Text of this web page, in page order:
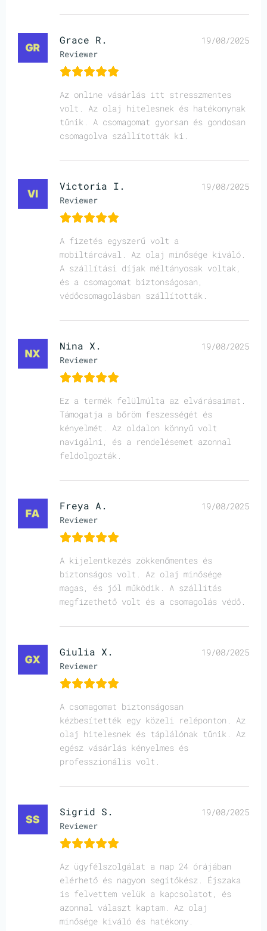
Grace R.
Reviewer
19/08/2025
Az online vásárlás itt stresszmentes
volt. Az olaj hitelesnek és hatékonynak
tűnik. A csomagomat gyorsan és gondosan
csomagolva szállították ki.
Victoria I.
Reviewer
19/08/2025
A fizetés egyszerű volt a
mobiltárcával. Az olaj minősége kiváló.
A szállítási díjak méltányosak voltak,
és a csomagomat biztonságosan,
védőcsomagolásban szállították.
Nina X.
Reviewer
19/08/2025
Ez a termék felülmúlta az elvárásaimat.
Támogatja a bőröm feszességét és
kényelmét. Az oldalon könnyű volt
navigálni, és a rendelésemet azonnal
feldolgozták.
Freya A.
Reviewer
19/08/2025
A kijelentkezés zökkenőmentes és
biztonságos volt. Az olaj minősége
magas, és jól működik. A szállítás
megfizethető volt és a csomagolás védő.
Giulia X.
Reviewer
19/08/2025
A csomagomat biztonságosan
kézbesítették egy közeli reléponton. Az
olaj hitelesnek és táplálónak tűnik. Az
egész vásárlás kényelmes és
professzionális volt.
Sigrid S.
Reviewer
19/08/2025
Az ügyfélszolgálat a nap 24 órájában
elérhető és nagyon segítőkész. Éjszaka
is felvettem velük a kapcsolatot, és
azonnal választ kaptam. Az olaj
minősége kiváló és hatékony.